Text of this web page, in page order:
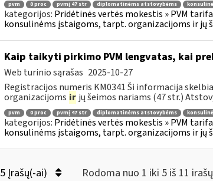
pvm 0 proc pvmį 47 str diplomatinėms atstovybėms
kategorijos: Pridėtinės vertės mokestis » PVM
konsulinėms įstaigoms, tarpt. organizacijoms ir jų
Kaip taikyti pirkimo PVM lengvatas, kai
Web turinio sąrašas 2025-10-27
Registracijos numeris KM0341 Ši informacija
organizacijoms ir jų šeimos nariams (47 str.)
pvm 0 proc pvmį 47 str diplomatinėms atstovybėms
kategorijos: Pridėtinės vertės mokestis » PVM
konsulinėms įstaigoms, tarpt. organizacijoms ir jų
5 Įrašų(-ai) Rodoma nuo 1 iki 5 iš 11